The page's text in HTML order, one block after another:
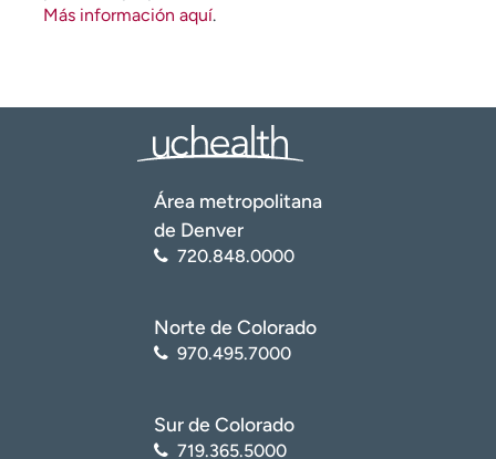
Más información aquí.
Área metropolitana
de Denver
720.848.0000
Norte de Colorado
970.495.7000
Sur de Colorado
719.365.5000